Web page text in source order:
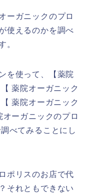
ーガニックのプロ
使えるのかを調べ
。
を使って、【薬院
薬院オーガニック
薬院オーガニック
ーガニックのプロ
べてみることにし
ポリスのお店で代
それともできない